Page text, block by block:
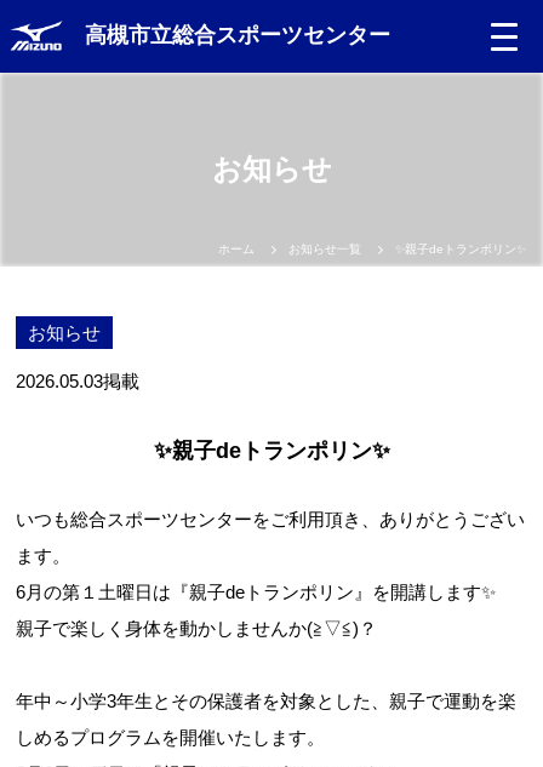
高槻市立総合スポーツセンター
高槻市スポーツ施設情報システム(オーパス)
お知らせ
ホーム お知らせ一覧 ✨親子deトランポリン✨
お知らせ
2026.05.03掲載
✨親子deトランポリン✨
いつも総合スポーツセンターをご利用頂き、ありがとうござい
ます。
6月の第１土曜日は『親子deトランポリン』を開講します✨
親子で楽しく身体を動かしませんか(≧▽≦)？
年中～小学3年生とその保護者を対象とした、親子で運動を楽
しめるプログラムを開催いたします。